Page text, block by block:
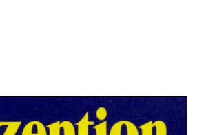
Reflexion